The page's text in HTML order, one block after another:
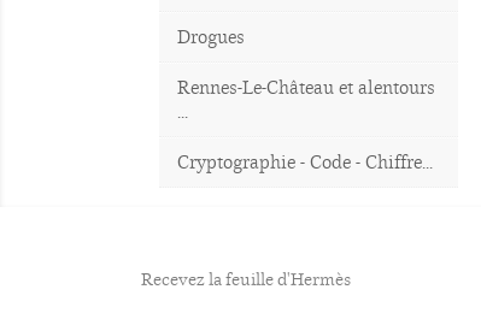
Drogues
Rennes-Le-Château et alentours
...
Cryptographie - Code - Chiffre...
Recevez la feuille d'Hermès